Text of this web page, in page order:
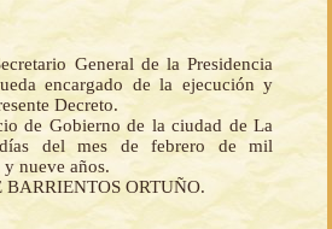
General de la Presidencia
encargado de la ejecución y
Decreto.
de Gobierno de la ciudad de La
del mes de febrero de mil
y nueve años.
ORTUÑO.